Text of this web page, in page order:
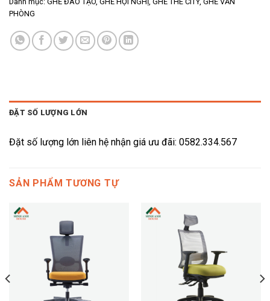
PHÒNG
ĐẶT SỐ LƯỢNG LỚN
Đặt số lượng lớn liên hệ nhận giá ưu đãi: 0582.334.567
SẢN PHẨM TƯƠNG TỰ